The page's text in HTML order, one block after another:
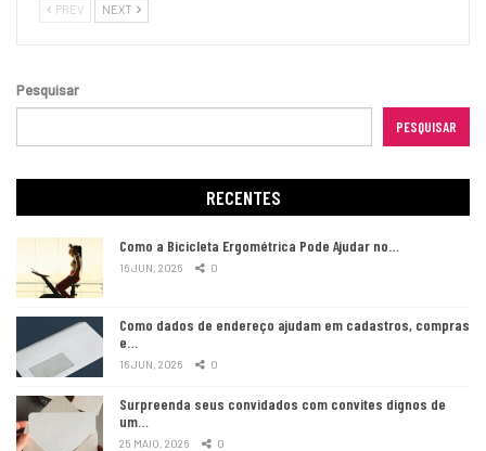
PREV NEXT
Pesquisar
PESQUISAR
RECENTES
Como a Bicicleta Ergométrica Pode Ajudar no…
16 JUN, 2026 0
Como dados de endereço ajudam em cadastros, compras
e…
16 JUN, 2026 0
Surpreenda seus convidados com convites dignos de
um…
25 MAIO, 2026 0